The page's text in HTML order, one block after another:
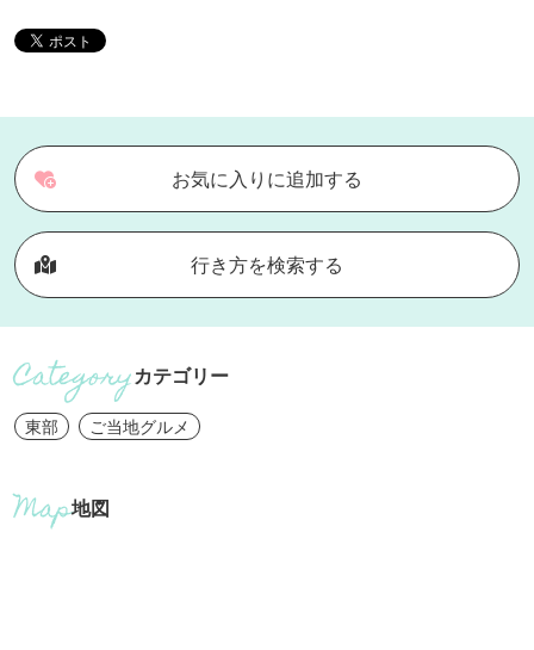
お気に入りに追加する
行き方を検索する
カテゴリー
東部 ご当地グルメ
地図